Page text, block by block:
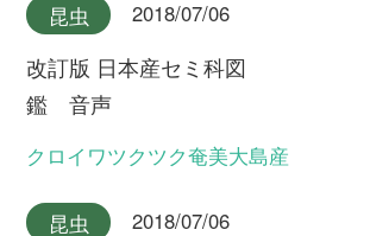
改訂版 日本産セミ科図
イワサキゼミ(長い序奏タイ
改訂版 日本産セミ科図